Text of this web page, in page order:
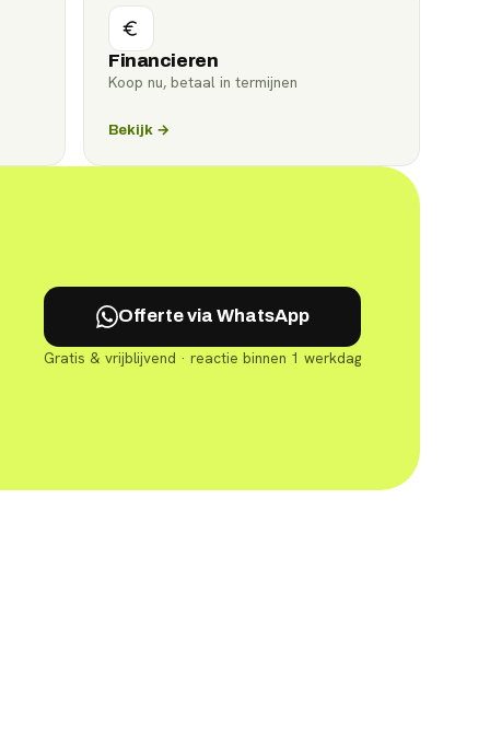
Financieren
Koop nu, betaal in termijnen
Bekijk →
Offerte via WhatsApp
Gratis & vrijblijvend · reactie binnen 1 werkdag